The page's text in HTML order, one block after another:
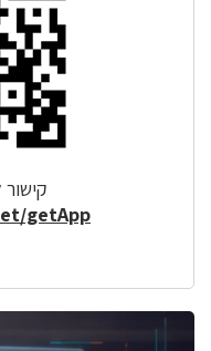
קישור
getApp